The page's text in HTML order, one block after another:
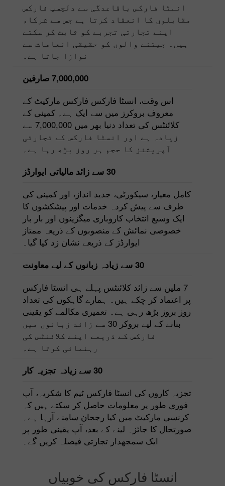
انسٹا فارکس باقاعدگی سے دلچسپ فارکس
مقابلوں کا انعقاد کرتا ہے جس سے شرکاء
اپنے تجارتی تجربے کو ثابت کر سکتے
ہیں۔ جیتنے والوں کو حقیقی انعامات سے
نوازا جاتا ہے۔
7,000,000 صارفین
اس وقت، انسٹا فارکس فارکس مارکیٹ کے
معروف بروکرز میں سے ایک ہے۔ کمپنی کے
کلائنٹس کی تعداد دنیا بھر میں 7,000,000 سے
زیادہ ہے اور انسٹا فارکس کے تجارتی
آپریشنز کا حجم ہر روز بڑھ رہا ہے۔
30 سے زائد مالیاتی ایوارڈز
کامل معیار، سیکورٹی، جدید انداز، اور کمپنی کی
طرف سے پیش کردہ خدمات اور پیشکشوں کا
ایک وسیع انتخاب کاروباری میگزینوں اور بار بار
خصوصی نمائش کے منصوبوں کے ذریعہ ممتاز
ایوارڈز کے ذریعے نشان زد کیا گیا۔
30 سے زیادہ زبانوں کے لیے معاونت
7 ملین سے زائد کلائنٹس پہلے ہی انسٹا فارکس
پر اعتماد کر چکے ہیں۔ ہمارے گاہکوں کی تعداد
روز بروز بڑھ رہی ہے۔ تعمیری مکالمے کو یقینی
بنانے کے لیے بروکر 30 سے زائد زبانوں میں
فارکس کے ذریعے اپنے کلائنٹس کی
رہنمائی کرتا ہے۔
30 سے زیادہ تجزیہ کار
تجزیہ کاروں کی انسٹا فارکس ٹیم کا شکریہ، آپ
فوری طور پر معلومات حاصل کر سکتے ہیں کہ
کرنسی مارکیٹ میں کیا رجحان سامنے آرہا ہے۔
صورتحال کا جائزہ لینے کے بعد، آپ یقینی طور پر
ایک سمجھدار تجارتی فیصلہ کریں گے۔
انسٹا فارکس کی خوبیاں